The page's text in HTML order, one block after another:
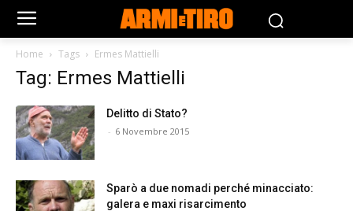
Home Tags Ermes Mattielli
Tag: Ermes Mattielli
Delitto di Stato?
- 6 Novembre 2015
Sparò a due nomadi perché minacciato:
galera e maxi risarcimento